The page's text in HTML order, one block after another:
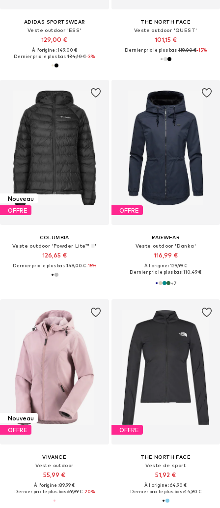
ADIDAS SPORTSWEAR
Veste outdoor 'ESS'
129,00 €
À l'origine : 149,00 €
Dernier prix le plus bas :134,10 €-3%
THE NORTH FACE
Veste outdoor 'QUEST'
101,15 €
Dernier prix le plus bas :119,00 €-15%
Nouveau
OFFRE
COLUMBIA
Veste outdoor 'Powder Lite™ II'
126,65 €
Dernier prix le plus bas :149,00 €-15%
OFFRE
RAGWEAR
Veste outdoor 'Danka'
116,99 €
À l'origine : 129,99 €
Dernier prix le plus bas :110,49 €
+7
Nouveau
OFFRE
VIVANCE
Veste outdoor
55,99 €
À l'origine : 89,99 €
Dernier prix le plus bas :69,99 €-20%
OFFRE
THE NORTH FACE
Veste de sport
51,92 €
À l'origine : 64,90 €
Dernier prix le plus bas :44,90 €